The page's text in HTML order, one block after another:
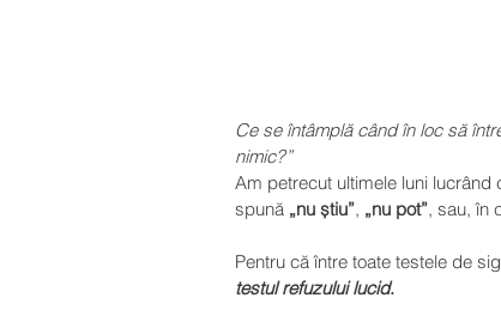
Ce se întâmplă când în loc să
nimic?”
Am petrecut ultimele luni
spună „nu știu”, „nu pot”, sau, în
Pentru că între toate testele de
testul refuzului lucid.